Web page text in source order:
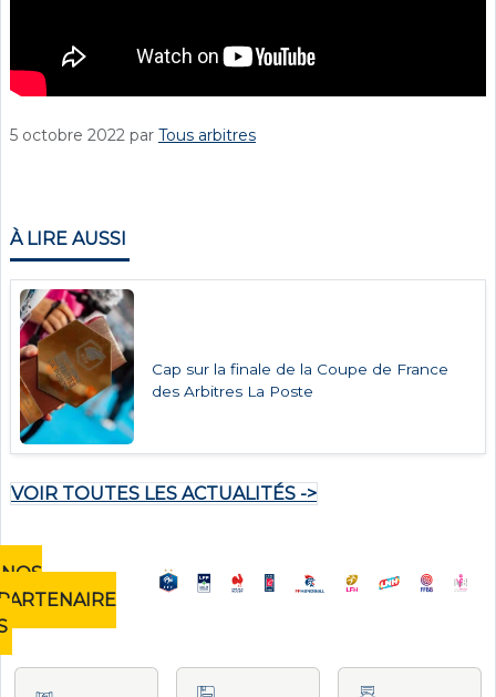
5 octobre 2022 par Tous arbitres
À LIRE AUSSI
Cap sur la finale de la Coupe de France
des Arbitres La Poste
VOIR TOUTES LES ACTUALITÉS ->
NOS